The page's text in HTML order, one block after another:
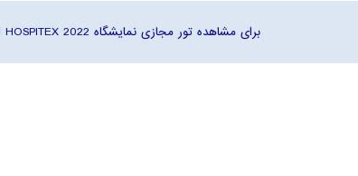
برای مشاهده تور مجازی نمایشگاه HOSPITEX 2022 اینجا کلیک کنید.